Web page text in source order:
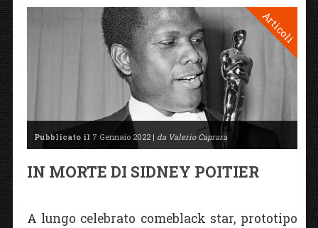
Articoli
Pubblicato il 7 Gennaio 2022 | da Valerio Caprara
IN MORTE DI SIDNEY POITIER
A lungo celebrato comeblack star, prototipo